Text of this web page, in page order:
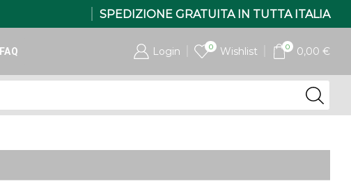
SPEDIZIONE GRATUITA IN TUTTA ITALIA
FAQ Login 0 Wishlist 0 0,00 €